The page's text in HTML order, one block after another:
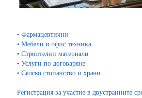
• Фармацевтични
• Мебели и офис техника
• Строителни материали
• Услуги по договаряне
• Селско стопанство и храни
Регистрация за участие в двустранните